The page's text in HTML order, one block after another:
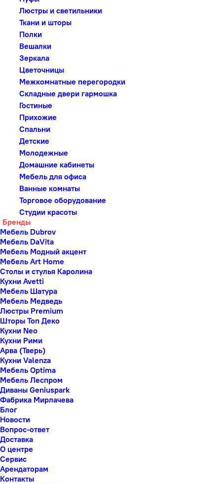
Люстры и светильники
Ткани и шторы
Полки
Вешалки
Зеркала
Цветочницы
Межкомнатные перегородки
Складные двери гармошка
Гостиные
Прихожие
Спальни
Детские
Молодежные
Домашние кабинеты
Мебель для офиса
Ванные комнаты
Торговое оборудование
Студии красоты
Бренды
Мебель Dubrov
Мебель DaVita
Мебель Модный акцент
Мебель Art Home
Столы и стулья Каролина
Кухни Avetti
Мебель Шатура
Мебель Медведь
Люстры Premium
Шторы Топ Деко
Кухни Neo
Кухни Рими
Арва (Тверь)
Кухни Valenza
Мебель Optima
Мебель Леспром
Диваны Geniuspark
Фабрика Мирлачева
Блог
Новости
Вопрос-ответ
Доставка
О центре
Сервис
Арендаторам
Контакты